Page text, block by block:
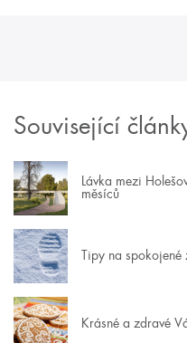
Související
Lávka mezi
měsíců
Tipy na spokojené
Krásné a zdravé